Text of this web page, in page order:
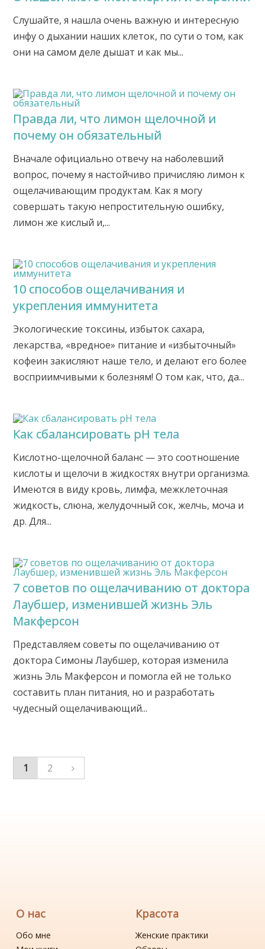
Слушайте, я нашла очень важную и интересную
инфу о дыхании наших клеток, по сути о том, как
они на самом деле дышат и как мы...
Правда ли, что лимон щелочной и
почему он обязательный
Вначале официально отвечу на наболевший
вопрос, почему я настойчиво причисляю лимон к
ощелачивающим продуктам. Как я могу
совершать такую непростительную ошибку,
лимон же кислый и,...
10 способов ощелачивания и
укрепления иммунитета
Экологические токсины, избыток сахара,
лекарства, «вредное» питание и «избыточный»
кофеин закисляют наше тело, и делают его более
восприимчивыми к болезням! О том как, что, да...
Как сбалансировать pH тела
Кислотно-щелочной баланс — это соотношение
кислоты и щелочи в жидкостях внутри организма.
Имеются в виду кровь, лимфа, межклеточная
жидкость, слюна, желудочный сок, желчь, моча и
др. Для...
7 советов по ощелачиванию от доктора
Лаубшер, изменившей жизнь Эль
Макферсон
Представляем советы по ощелачиванию от
доктора Симоны Лаубшер, которая изменила
жизнь Эль Макферсон и помогла ей не только
составить план питания, но и разработать
чудесный ощелачивающий...
1 2
О нас
Обо мне
Красота
Женские практики